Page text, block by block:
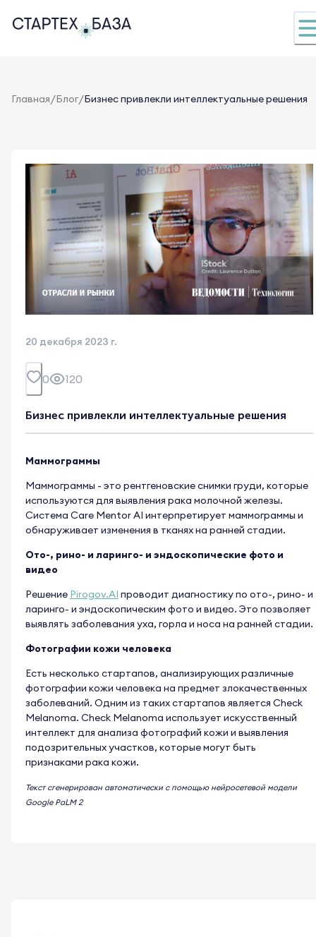
Главная/Блог/Бизнес привлекли интеллектуальные решения
20 декабря 2023 г.
0 120
Бизнес привлекли интеллектуальные решения
Маммограммы
Маммограммы - это рентгеновские снимки груди, которые
используются для выявления рака молочной железы.
Система Care Mentor AI интерпретирует маммограммы и
обнаруживает изменения в тканях на ранней стадии.
Ото-, рино- и ларинго- и эндоскопические фото и
видео
Решение Pirogov.AI проводит диагностику по ото-, рино- и
ларинго- и эндоскопическим фото и видео. Это позволяет
выявлять заболевания уха, горла и носа на ранней стадии.
Фотографии кожи человека
Есть несколько стартапов, анализирующих различные
фотографии кожи человека на предмет злокачественных
заболеваний. Одним из таких стартапов является Check
Melanoma. Check Melanoma использует искусственный
интеллект для анализа фотографий кожи и выявления
подозрительных участков, которые могут быть
признаками рака кожи.
Текст сгенерирован автоматически с помощью нейросетевой модели
Google PaLM 2